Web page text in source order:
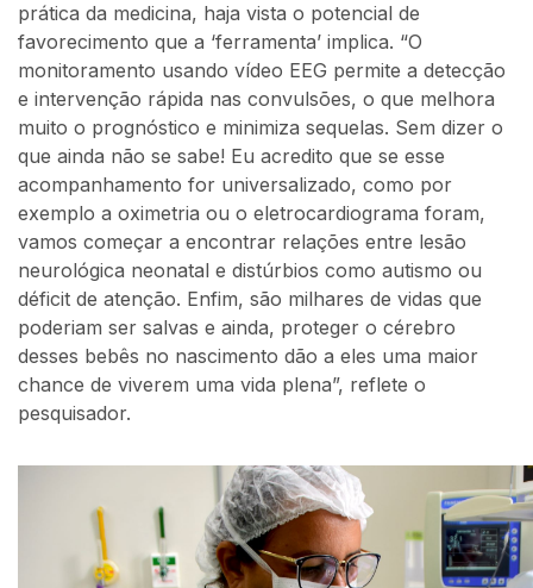
prática da medicina, haja vista o potencial de
favorecimento que a ‘ferramenta’ implica. “O
monitoramento usando vídeo EEG permite a detecção
e intervenção rápida nas convulsões, o que melhora
muito o prognóstico e minimiza sequelas. Sem dizer o
que ainda não se sabe! Eu acredito que se esse
acompanhamento for universalizado, como por
exemplo a oximetria ou o eletrocardiograma foram,
vamos começar a encontrar relações entre lesão
neurológica neonatal e distúrbios como autismo ou
déficit de atenção. Enfim, são milhares de vidas que
poderiam ser salvas e ainda, proteger o cérebro
desses bebês no nascimento dão a eles uma maior
chance de viverem uma vida plena”, reflete o
pesquisador.